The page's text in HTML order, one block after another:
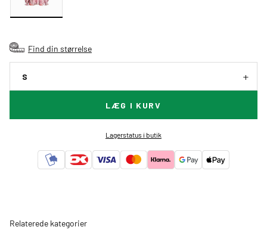
Find din størrelse
S
LÆG I KURV
Lagerstatus i butik
Relaterede kategorier